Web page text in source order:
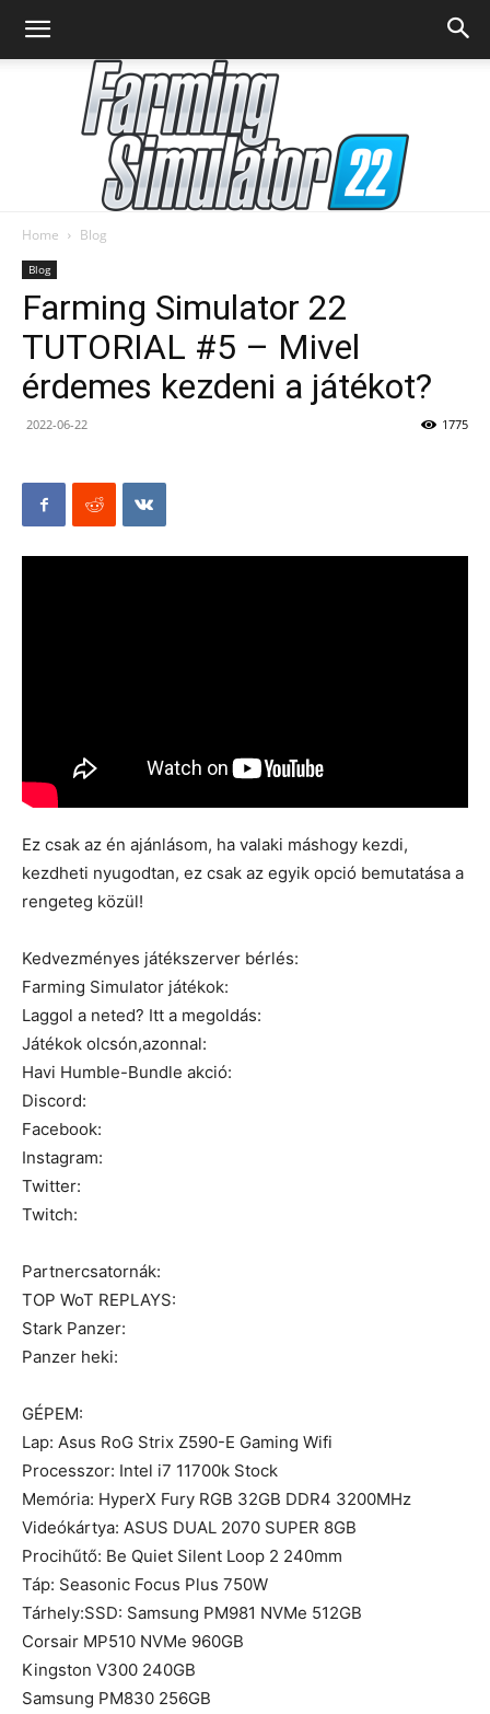
Simulator
Mods
Home Blog
Blog
Farming Simulator 22
TUTORIAL #5 – Mivel
érdemes kezdeni a játékot?
2022-06-22 1775
Ez csak az én ajánlásom, ha valaki máshogy kezdi,
kezdheti nyugodtan, ez csak az egyik opció bemutatása a
rengeteg közül!
Kedvezményes játékszerver bérlés:
Farming Simulator játékok:
Laggol a neted? Itt a megoldás:
Játékok olcsón,azonnal:
Havi Humble-Bundle akció:
Discord:
Facebook:
Instagram:
Twitter:
Twitch:
Partnercsatornák:
TOP WoT REPLAYS:
Stark Panzer:
Panzer heki:
GÉPEM:
Lap: Asus RoG Strix Z590-E Gaming Wifi
Processzor: Intel i7 11700k Stock
Memória: HyperX Fury RGB 32GB DDR4 3200MHz
Videókártya: ASUS DUAL 2070 SUPER 8GB
Procihűtő: Be Quiet Silent Loop 2 240mm
Táp: Seasonic Focus Plus 750W
Tárhely:SSD: Samsung PM981 NVMe 512GB
Corsair MP510 NVMe 960GB
Kingston V300 240GB
Samsung PM830 256GB